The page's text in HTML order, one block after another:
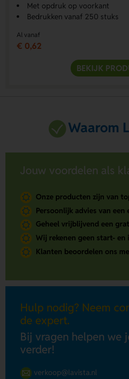
Met opdruk op voorkant
Bedrukken vanaf 250 stuks
Al vanaf
€ 0,62
BEKIJK
Waarom
Jouw voordelen als
Onze producten zijn van
Persoonlijk advies van een
Geheel vrijblijvend een
Wij rekenen geen start- en
Klanten beoordelen ons
Hulp nodig? Neem
de expert.
Bij vragen helpen we
verder!
verkoop@lavista.nl